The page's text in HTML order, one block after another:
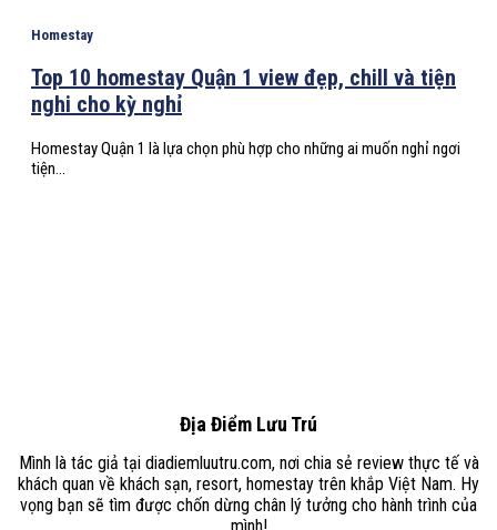
Homestay
Top 10 homestay Quận 1 view đẹp, chill và tiện
nghi cho kỳ nghỉ
Homestay Quận 1 là lựa chọn phù hợp cho những ai muốn nghỉ ngơi
tiện...
Địa Điểm Lưu Trú
Mình là tác giả tại diadiemluutru.com, nơi chia sẻ review thực tế và
khách quan về khách sạn, resort, homestay trên khắp Việt Nam. Hy
vọng bạn sẽ tìm được chốn dừng chân lý tưởng cho hành trình của